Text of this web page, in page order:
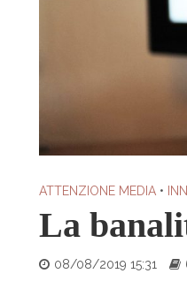
ATTENZIONE MEDIA •
La
08/08/2019 15:31